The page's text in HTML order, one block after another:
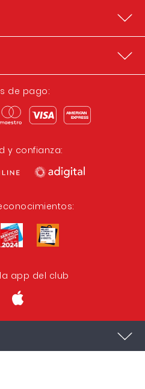
de pago:
y confianza:
app del club